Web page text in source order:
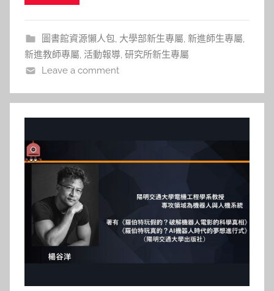
圖書館資源懶人包 大學部新生專屬 新進師生專屬
新進教師專屬 活動報導 研究所新生專屬
Leave a comment